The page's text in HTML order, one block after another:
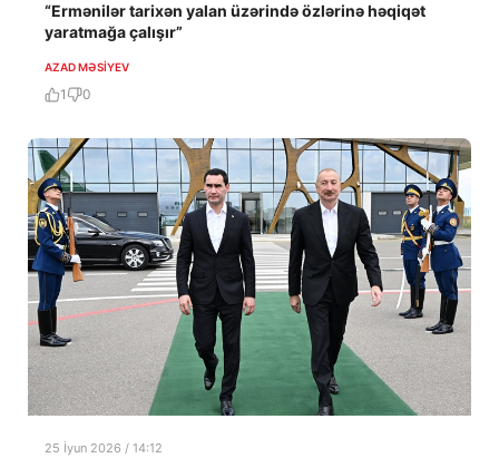
“Ermənilər tarixən yalan üzərində özlərinə həqiqət
yaratmağa çalışır”
AZAD MƏSIYEV
1 0
25 İyun 2026 / 14:12